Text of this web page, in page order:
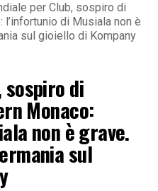
per Club, sospiro di
di Musiala non è
sul gioiello di Kompany
sospiro di
Monaco:
non è grave.
sul